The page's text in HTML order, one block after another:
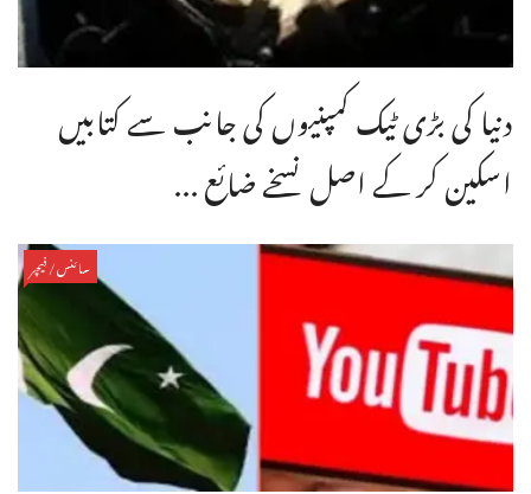
دنیا کی بڑی ٹیک کمپنیوں کی جانب سے کتابیں
اسکین کر کے اصل نسخے ضائع ...
سائنس/فیچر